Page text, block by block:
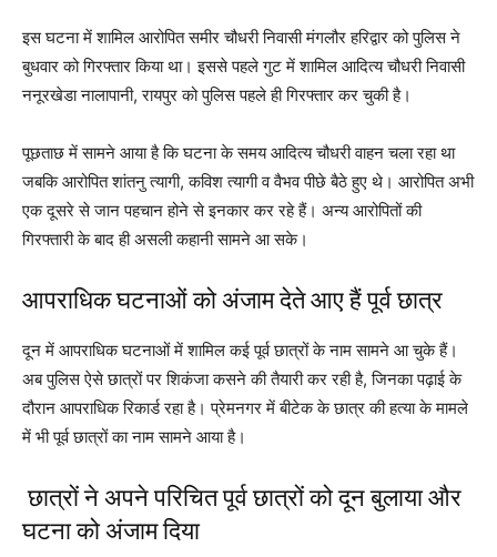
इस घटना में शामिल आरोपित समीर चौधरी निवासी मंगलौर हरिद्वार को पुलिस ने
बुधवार को गिरफ्तार किया था। इससे पहले गुट में शामिल आदित्य चौधरी निवासी
ननूरखेडा नालापानी, रायपुर को पुलिस पहले ही गिरफ्तार कर चुकी है।
पूछताछ में सामने आया है कि घटना के समय आदित्य चौधरी वाहन चला रहा था
जबकि आरोपित शांतनु त्यागी, कविश त्यागी व वैभव पीछे बैठे हुए थे। आरोपित अभी
एक दूसरे से जान पहचान होने से इनकार कर रहे हैं। अन्य आरोपितों की
गिरफ्तारी के बाद ही असली कहानी सामने आ सके।
आपराधिक घटनाओं को अंजाम देते आए हैं पूर्व छात्र
दून में आपराधिक घटनाओं में शामिल कई पूर्व छात्रों के नाम सामने आ चुके हैं।
अब पुलिस ऐसे छात्रों पर शिकंजा कसने की तैयारी कर रही है, जिनका पढ़ाई के
दौरान आपराधिक रिकार्ड रहा है। प्रेमनगर में बीटेक के छात्र की हत्या के मामले
में भी पूर्व छात्रों का नाम सामने आया है।
छात्रों ने अपने परिचित पूर्व छात्रों को दून बुलाया और
घटना को अंजाम दिया